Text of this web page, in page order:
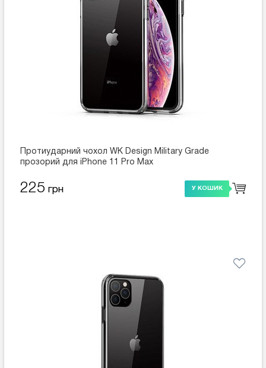
Протиударний чохол WK Design Military Grade
прозорий для iPhone 11 Pro Max
225 грн У КОШИК